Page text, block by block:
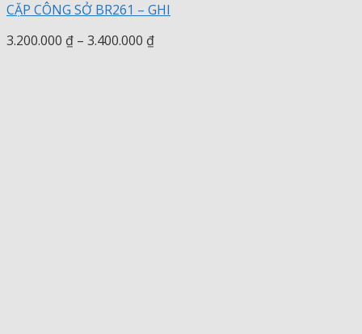
CẶP CÔNG SỞ BR261 – GHI
3.200.000 ₫ – 3.400.000 ₫Khoảng